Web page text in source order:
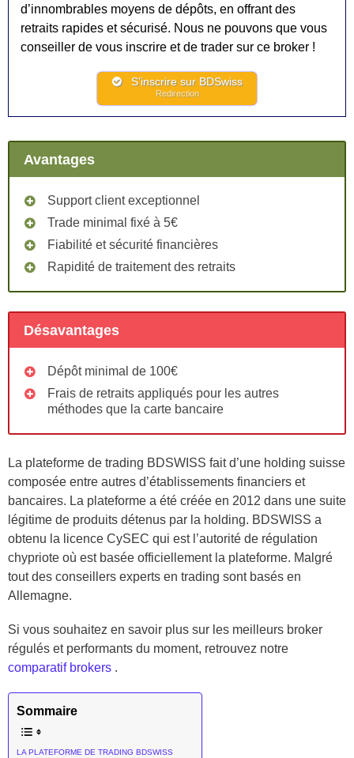
d’innombrables moyens de dépôts, en offrant des
retraits rapides et sécurisé. Nous ne pouvons que vous
conseiller de vous inscrire et de trader sur ce broker !
S’inscrire sur BDSwiss
Redirection
Avantages
Support client exceptionnel
Trade minimal fixé à 5€
Fiabilité et sécurité financières
Rapidité de traitement des retraits
Désavantages
Dépôt minimal de 100€
Frais de retraits appliqués pour les autres
méthodes que la carte bancaire
La plateforme de trading BDSWISS fait d’une holding suisse
composée entre autres d’établissements financiers et
bancaires. La plateforme a été créée en 2012 dans une suite
légitime de produits détenus par la holding. BDSWISS a
obtenu la licence CySEC qui est l’autorité de régulation
chypriote où est basée officiellement la plateforme. Malgré
tout des conseillers experts en trading sont basés en
Allemagne.
Si vous souhaitez en savoir plus sur les meilleurs broker
régulés et performants du moment, retrouvez notre
comparatif brokers .
Sommaire
LA PLATEFORME DE TRADING BDSWISS